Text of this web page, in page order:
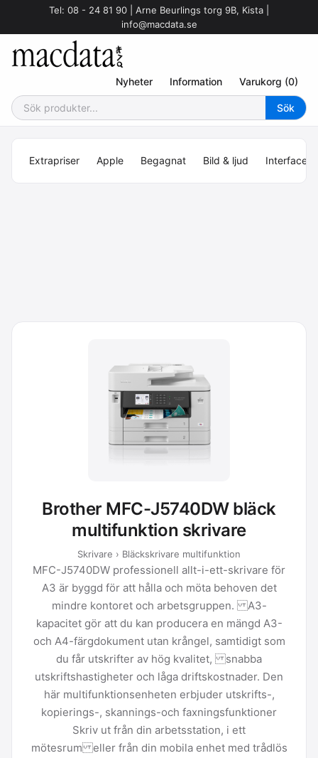
Tel: 08 - 24 81 90 | Arne Beurlings torg 9B, Kista |
info@macdata.se
Nyheter Information Varukorg (0)
Extrapriser Apple Begagnat Bild & ljud Interface
Brother MFC-J5740DW bläck
multifunktion skrivare
Skrivare › Bläckskrivare multifunktion
MFC-J5740DW professionell allt-i-ett-skrivare för
A3 är byggd för att hålla och möta behoven det
mindre kontoret och arbetsgruppen. A3-
kapacitet gör att du kan producera en mängd A3-
och A4-färgdokument utan krångel, samtidigt som
du får utskrifter av hög kvalitet, snabba
utskriftshastigheter och låga driftskostnader. Den
här multifunktionsenheten erbjuder utskrifts-,
kopierings-, skannings-och faxningsfunktioner
Skriv ut från din arbetsstation, i ett
mötesrum eller från din mobila enhet med trådlös